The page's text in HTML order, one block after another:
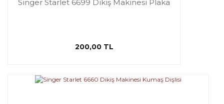
Singer Starlet 6699 Dikiş Makinesi Plaka
200,00 TL